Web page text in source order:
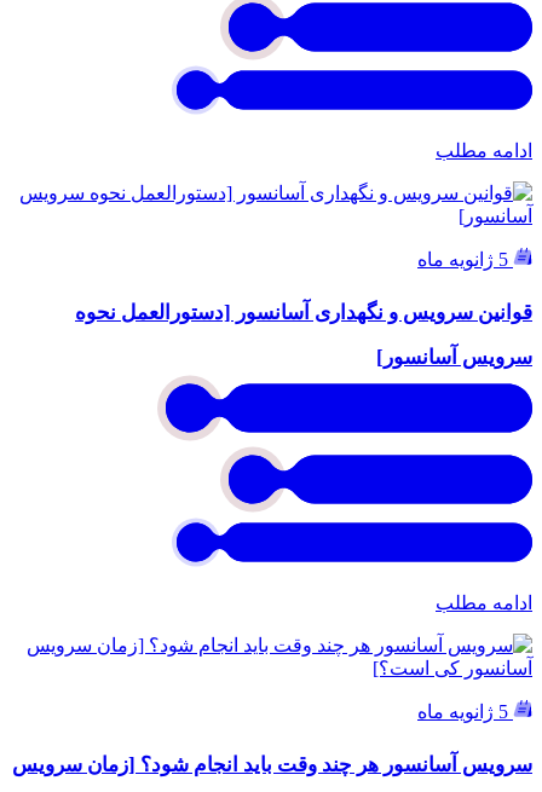
ادامه مطلب
قوانین سرویس و نگهداری آسانسور [دستورالعمل نحوه
سرویس آسانسور]
ادامه مطلب
سرویس آسانسور هر چند وقت باید انجام شود؟ [زمان سرویس